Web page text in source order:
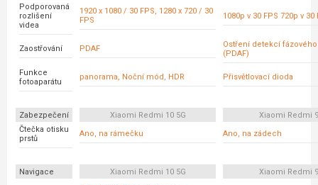
Podporovaná
rozlišení
videa
1920 x 1080 / 30 FPS, 1280 x 720 / 30
FPS
1080p v 30 FPS 720p v 30
Zaostřování PDAF
Ostření detekcí
(PDAF)
Funkce
fotoaparátu
panorama, Noční mód, HDR Přisvětlovací dioda
Zabezpečení Xiaomi Redmi 10 5G
Xiaomi Redmi
Čtečka otisku
prstů
Ano, na rámečku Ano, na zádech
Navigace Xiaomi Redmi 10 5G Xiaomi Redmi